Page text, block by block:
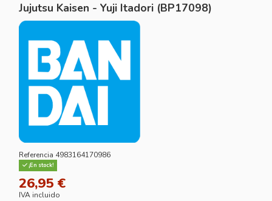
Jujutsu Kaisen - Yuji Itadori (BP17098)
Referencia 4983164170986
¡En stock!
26,95 €
IVA incluido